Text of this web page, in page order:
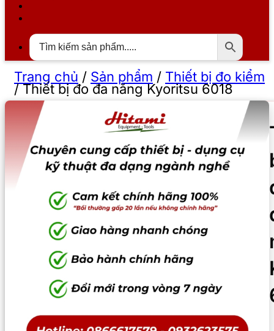
Trang chủ / Sản phẩm / Thiết bị đo kiểm
/Thiết bị đo đa năng Kyoritsu 6018